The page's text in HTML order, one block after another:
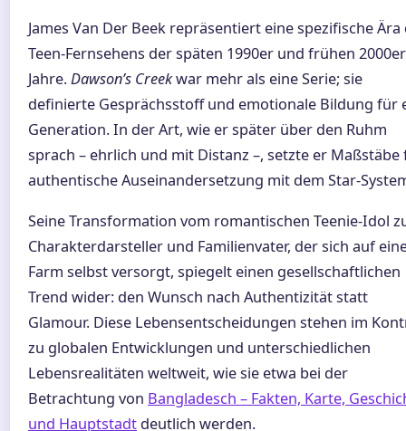
James Van Der Beek repräsentiert eine spezifische Ära
Teen-Fernsehens der späten 1990er und frühen 2000er
Jahre.Dawson’s Creekwar mehr als eine Serie; sie
definierte Gesprächsstoff und emotionale Bildung für
Generation. In der Art, wie er später über den Ruhm
sprach – ehrlich und mit Distanz –, setzte er Maßstäbe
authentische Auseinandersetzung mit dem Star-
Seine Transformation vom romantischen Teenie-Idol
Charakterdarsteller und Familienvater, der sich auf
Farm selbst versorgt, spiegelt einen gesellschaftlichen
Trend wider: den Wunsch nach Authentizität statt
Glamour. Diese Lebensentscheidungen stehen im
zu globalen Entwicklungen und unterschiedlichen
Lebensrealitäten weltweit, wie sie etwa bei der
Betrachtung von Bangladesch – Fakten, Karte,
und Hauptstadt deutlich werden.